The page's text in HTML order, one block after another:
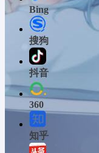
Bing
搜狗
抖音
360
知乎